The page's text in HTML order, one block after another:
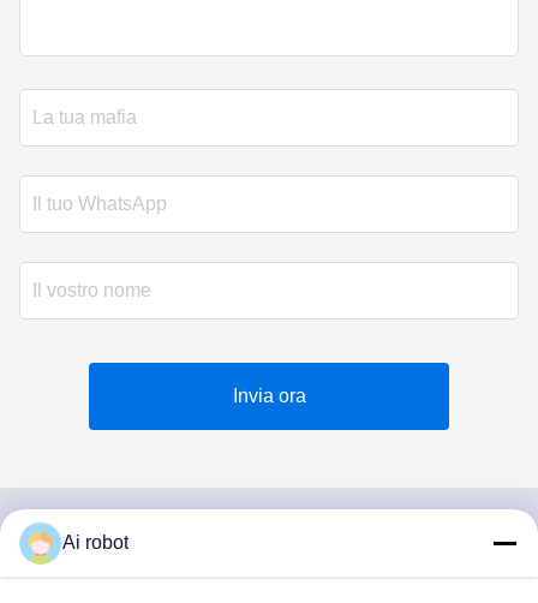
Invia ora
VIVI DENTAI
Ai robot